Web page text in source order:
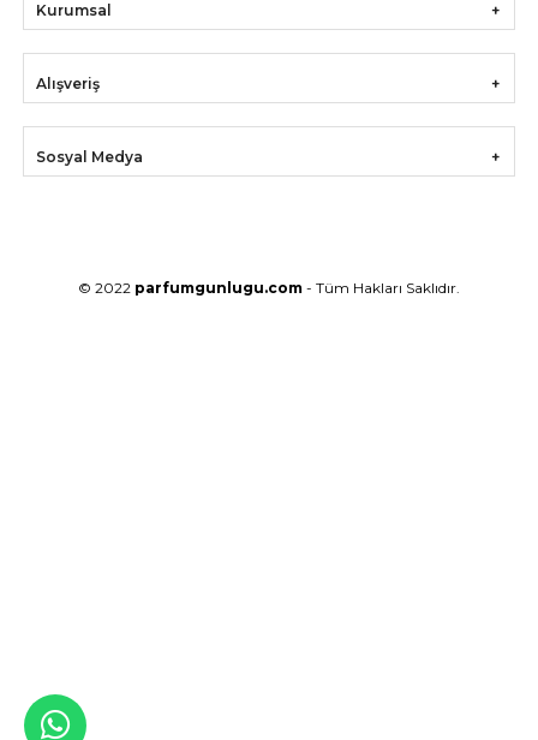
Kurumsal
Alışveriş
Sosyal Medya
© 2022 parfumgunlugu.com - Tüm Hakları Saklıdır.